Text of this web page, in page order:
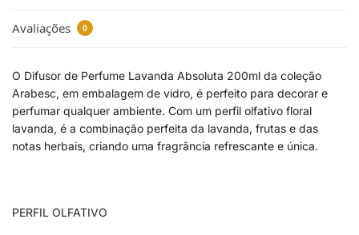
Avaliações 0
O Difusor de Perfume Lavanda Absoluta 200ml da coleção
Arabesc, em embalagem de vidro, é perfeito para decorar e
perfumar qualquer ambiente. Com um perfil olfativo floral
lavanda, é a combinação perfeita da lavanda, frutas e das
notas herbais, criando uma fragrância refrescante e única.
PERFIL OLFATIVO